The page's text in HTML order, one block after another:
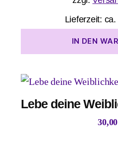
Lieferzeit: ca.
IN DEN
Lebe deine
30,00